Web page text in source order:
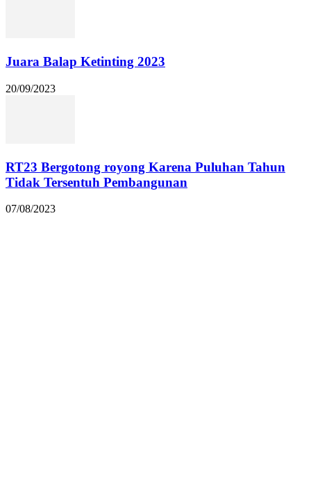
Juara Balap Ketinting 2023
20/09/2023
RT23 Bergotong royong Karena Puluhan Tahun
Tidak Tersentuh Pembangunan
07/08/2023